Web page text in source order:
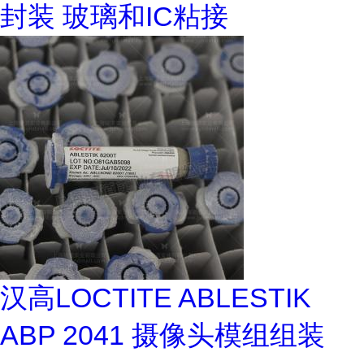
封装 玻璃和IC粘接
汉高LOCTITE ABLESTIK
ABP 2041 摄像头模组组装